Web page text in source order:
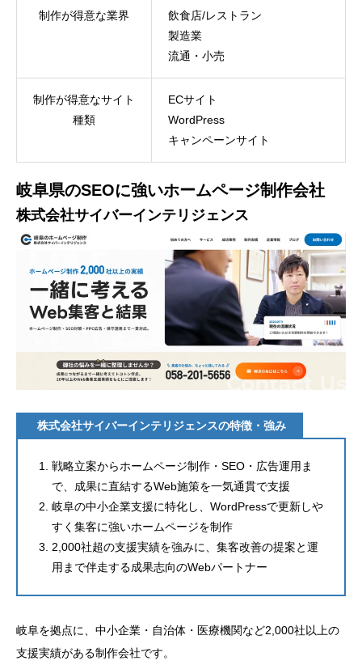
制作が得意な業界
飲食店/レストラン
製造業
流通・小売
制作が得意なサイト
種類
ECサイト
WordPress
キャンペーンサイト
岐阜県のSEOに強いホームページ制作会社
株式会社サイバーインテリジェンス
株式会社サイバーインテリジェンスの特徴・強み
戦略立案からホームページ制作・SEO・広告運用ま
で、成果に直結するWeb施策を一気通貫で支援
岐阜の中小企業支援に特化し、WordPressで更新しや
すく集客に強いホームページを制作
2,000社超の支援実績を強みに、集客改善の提案と運
用まで伴走する成果志向のWebパートナー
岐阜を拠点に、中小企業・自治体・医療機関など2,000社以上の
支援実績がある制作会社です。